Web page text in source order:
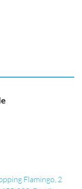
Flamingo, 2